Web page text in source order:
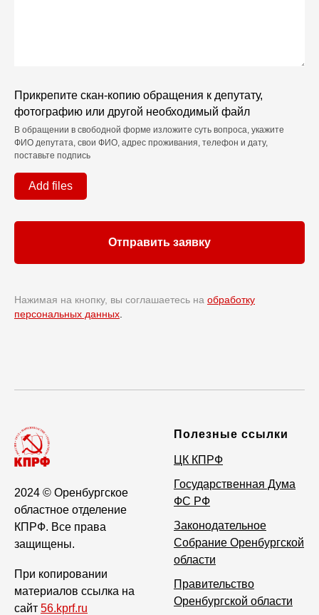
Прикрепите скан-копию обращения к депутату,
фотографию или другой необходимый файл
В обращении в свободной форме изложите суть вопроса, укажите
ФИО депутата, свои ФИО, адрес проживания, телефон и дату,
поставьте подпись
Add files
Отправить заявку
Нажимая на кнопку, вы соглашаетесь на обработку
персональных данных
2024 © Оренбургское
областное отделение
КПРФ. Все права
защищены.
При копировании
материалов ссылка на
сайт 56.kprf.ru
Полезные ссылки
ЦК КПРФ
Государственная Дума
ФС РФ
Законодательное
Собрание Оренбургской
области
Правительство
Оренбургской области